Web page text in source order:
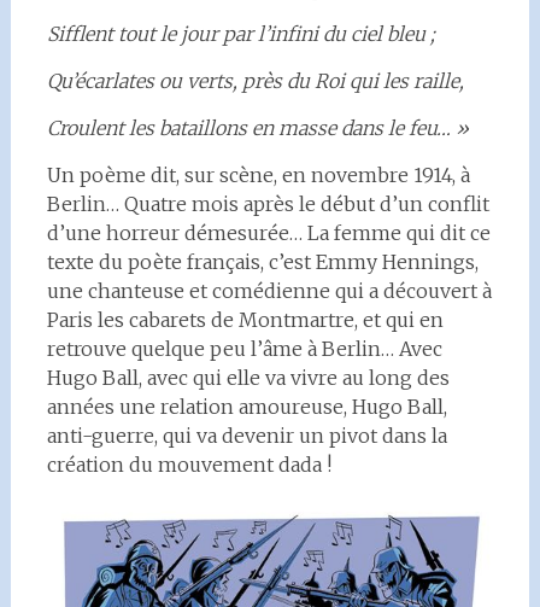
Sifflent tout le jour par l’infini du ciel bleu ;
Qu’écarlates ou verts, près du Roi qui les raille,
Croulent les bataillons en masse dans le feu… »
Un poème dit, sur scène, en novembre 1914, à
Berlin… Quatre mois après le début d’un conflit
d’une horreur démesurée… La femme qui dit ce
texte du poète français, c’est Emmy Hennings,
une chanteuse et comédienne qui a découvert à
Paris les cabarets de Montmartre, et qui en
retrouve quelque peu l’âme à Berlin… Avec
Hugo Ball, avec qui elle va vivre au long des
années une relation amoureuse, Hugo Ball,
anti-guerre, qui va devenir un pivot dans la
création du mouvement dada !